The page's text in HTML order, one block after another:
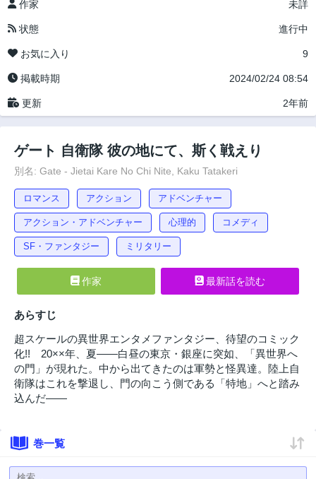
作家 未詳
状態 進行中
お気に入り 9
掲載時期 2024/02/24 08:54
更新 2年前
ゲート 自衛隊 彼の地にて、斯く戦えり
別名: Gate - Jietai Kare No Chi Nite, Kaku Tatakeri
ロマンス アクション アドベンチャー
アクション・アドベンチャー 心理的 コメディ
SF・ファンタジー ミリタリー
作家 最新話を読む
あらすじ
超スケールの異世界エンタメファンタジー、待望のコミック
化!! 20××年、夏――白昼の東京・銀座に突如、「異世界へ
の門」が現れた。中から出てきたのは軍勢と怪異達。陸上自
衛隊はこれを撃退し、門の向こう側である「特地」へと踏み
込んだ――
巻一覧